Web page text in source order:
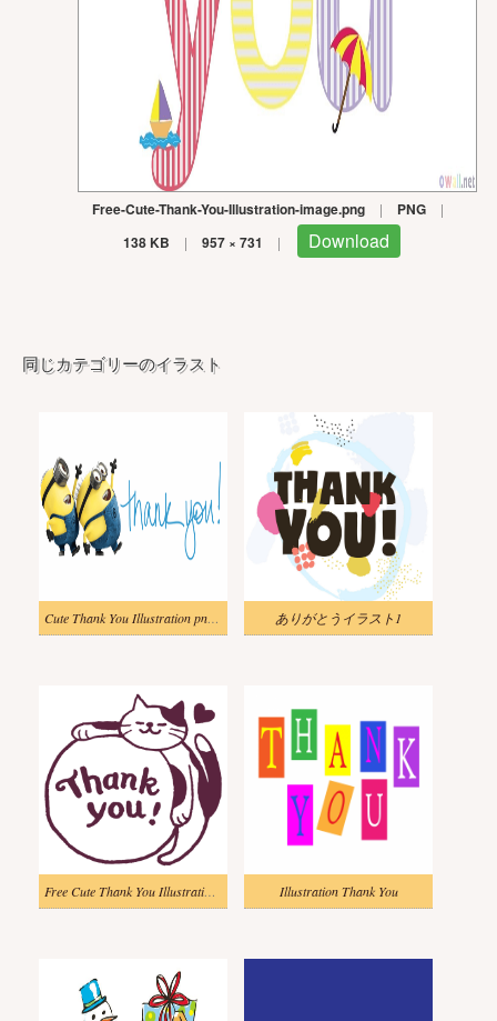
Free-Cute-Thank-You-Illustration-image.png | PNG |
138 KB | 957 × 731 | Download
同じカテゴリーのイラスト
Cute Thank You Illustration png image ありがとうイラスト1
Free Cute Thank You Illustration png image Illustration Thank You